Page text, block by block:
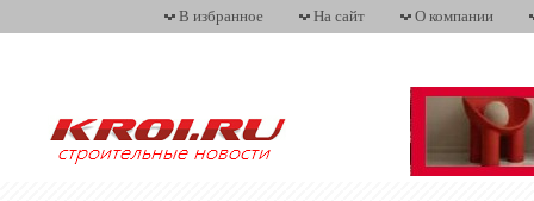
В избранное На сайт О компании